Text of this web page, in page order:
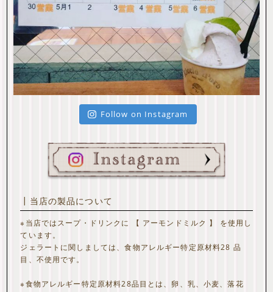
Follow on Instagram
┃当店の製品について
※当店ではスープ・ドリンクに 【 アーモンドミルク 】 を使用し
ています。
ジェラートに関しましては、食物アレルギー特定原材料28 品
目、不使用です。
※食物アレルギー特定原材料28品目とは、卵、乳、小麦、落花